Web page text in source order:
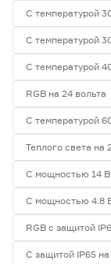
С температурой
С температурой
С температурой
RGB на 24 вольта
С температурой
Теплого света на
С мощностью 14
С мощностью 4.8
RGB с защитой
С защитой IP65 на